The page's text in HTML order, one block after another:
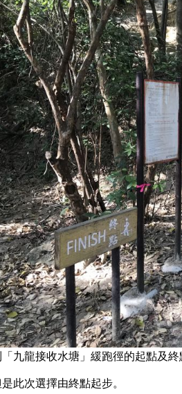
九龍接收水塘」緩跑徑的起點及
此次選擇由終點起步。